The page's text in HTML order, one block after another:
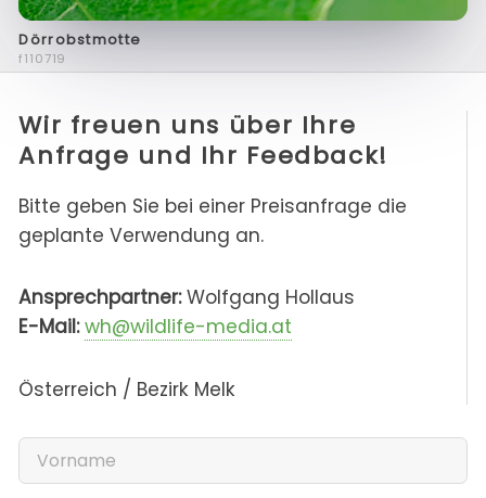
Dörrobstmotte
f110719
Wir freuen uns über Ihre
Anfrage und Ihr Feedback!
Bitte geben Sie bei einer Preisanfrage die
geplante Verwendung an.
Ansprechpartner:Wolfgang Hollaus
E-Mail: wh@wildlife-media.at
Österreich / Bezirk Melk